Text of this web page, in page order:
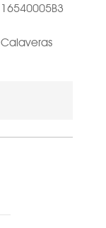
16540005B3
Calaveras